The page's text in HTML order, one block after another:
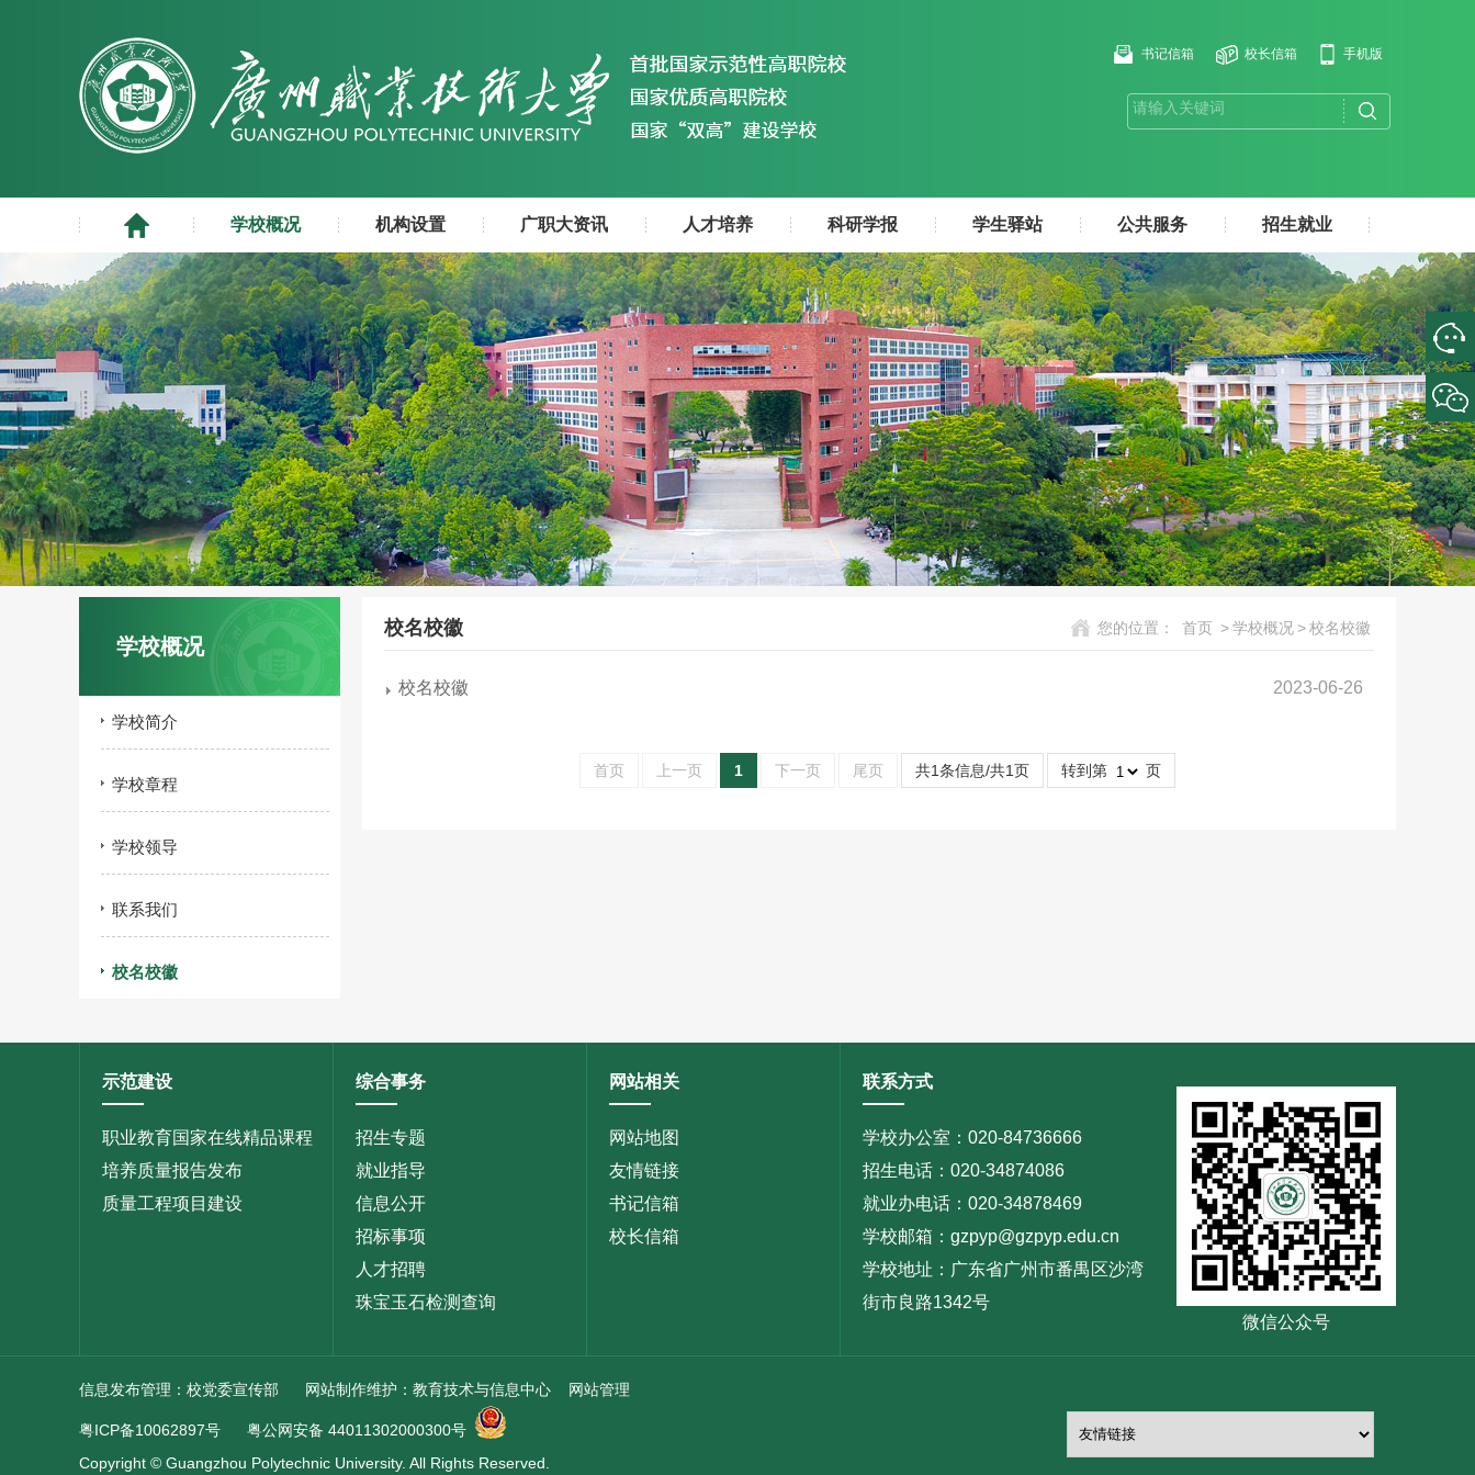
书记信箱 校长信箱 手机版
学校概况 机构设置 广职大资讯 人才培养 科研学报 学生驿站 公共服务 招生就业
学校概况
学校简介
学校章程
学校领导
联系我们
校名校徽
您的位置： 首页 >学校概况>校名校徽
校名校徽
2023-06-26
校名校徽
首页 上一页 1 下一页 尾页 共1条信息/共1页 转到第 页
示范建设
职业教育国家在线精品课程
培养质量报告发布
质量工程项目建设
综合事务
招生专题
就业指导
信息公开
招标事项
人才招聘
珠宝玉石检测查询
网站相关
网站地图
友情链接
书记信箱
校长信箱
联系方式
学校办公室：020-84736666
招生电话：020-34874086
就业办电话：020-34878469
学校邮箱：gzpyp@gzpyp.edu.cn
学校地址：广东省广州市番禺区沙湾
街市良路1342号
微信公众号
信息发布管理：校党委宣传部 网站制作维护：教育技术与信息中心 网站管理
粤ICP备10062897号
粤公网安备 44011302000300号
Copyright © Guangzhou Polytechnic University. All Rights Reserved.